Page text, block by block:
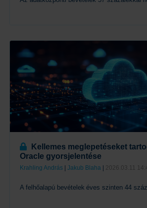
Kellemes meglepetéseket
Oracle gyorsjelentése
Krahling András | Jakub Blaha | 2026.03.11
A felhőalapú bevételek éves szinten 44